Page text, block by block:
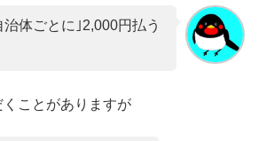
体ごとに｣2,000円払う
ことがありますが